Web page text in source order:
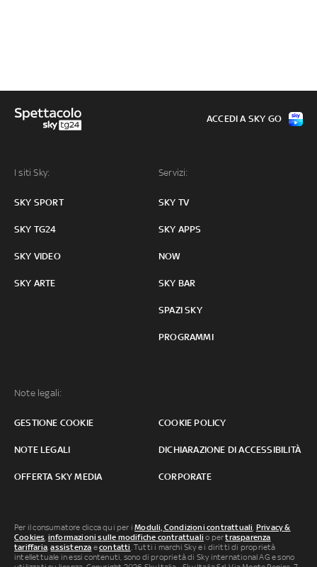
I siti Sky:
SKY SPORT
SKY TG24
SKY VIDEO
SKY ARTE
Servizi:
SKY TV
SKY APPS
NOW
SKY BAR
SPAZI SKY
PROGRAMMI
Note legali:
GESTIONE COOKIE COOKIE POLICY
NOTE LEGALI DICHIARAZIONE DI ACCESSIBILITÀ
OFFERTA SKY MEDIA CORPORATE
ACCEDI A SKY GO
Per il consumatore clicca qui per iModuli, Condizioni contrattuali Privacy &
Cookies informazioni sulle modifiche contrattuali o pertrasparenza
tariffaria ,assistenza econtatti . Tutti i marchi Sky e i diritti di proprietà
intellettuale in essi contenuti, sono di proprietà di Sky international AG e sono